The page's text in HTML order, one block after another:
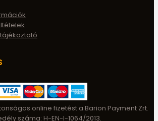
online fizetést a Barion Payment Zrt.
száma: H-EN-I-1064/2013.